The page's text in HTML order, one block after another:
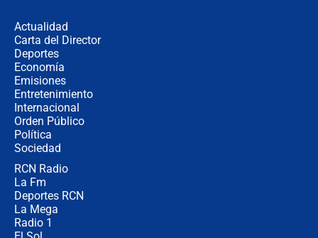
Actualidad
Carta del Director
Deportes
Economía
Emisiones
Entretenimiento
Internacional
Orden Público
Política
Sociedad
RCN Radio
La Fm
Deportes RCN
La Mega
Radio 1